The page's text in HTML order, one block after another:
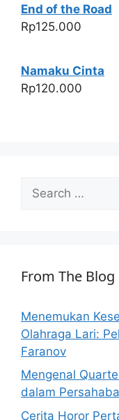
End of the Road
Rp125.000
Namaku Cinta
Rp120.000
for:
From The Blog
Menemukan
Olahraga Lari:
Faranov
Mengenal
dalam
Cerita Horor